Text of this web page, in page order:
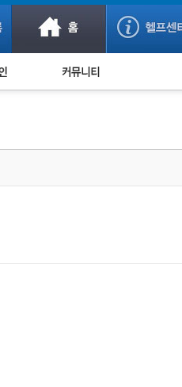
사기 예방했어요!